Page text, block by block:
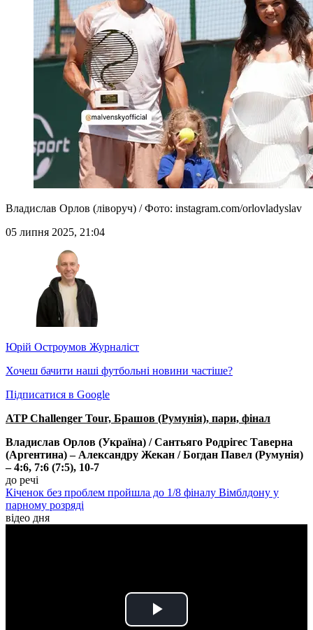
Владислав Орлов (ліворуч) / Фото: instagram.com/orlovladyslav
05 липня 2025, 21:04
Юрій Остроумов Журналіст
Хочеш бачити наші футбольні новини частіше?
Підписатися в Google
ATP Challenger Tour, Брашов (Румунія), пари, фінал
Владислав Орлов (Україна) / Сантьяго Родрігес Таверна
(Аргентина)–Александру Жекан / Богдан Павел (Румунія)
–4:6, 7:6 (7:5), 10-7
до речі
Кіченок без проблем пройшла до 1/8 фіналу Вімблдону у
парному розряді
відео дня